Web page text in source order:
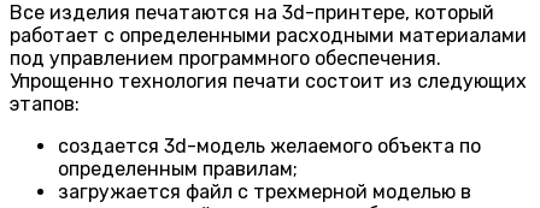
Все изделия печатаются на 3d-принтере, который
работает с определенными расходными материалами
под управлением программного обеспечения.
Упрощенно технология печати состоит из следующих
этапов:
создается 3d-модель желаемого объекта по
определенным правилам;
загружается файл с трехмерной моделью в